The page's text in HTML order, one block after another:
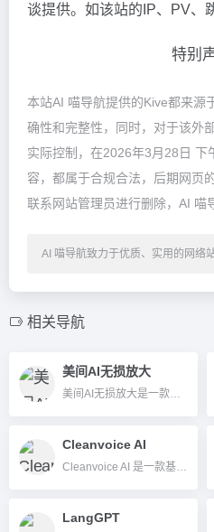
谈提供。如该站的IP、PV、
特别
本站AI 喵导航提供的Kive都来源
确性和完整性，同时，对于该外
实际控制，在2026年3月28日 下
容，都属于合规合法，后期网页
联系网站管理员进行删除，AI 喵
AI 喵导航致力于优质、实用的网络
相关导航
美间AI无损放大
Cleanvoice AI
LangGPT